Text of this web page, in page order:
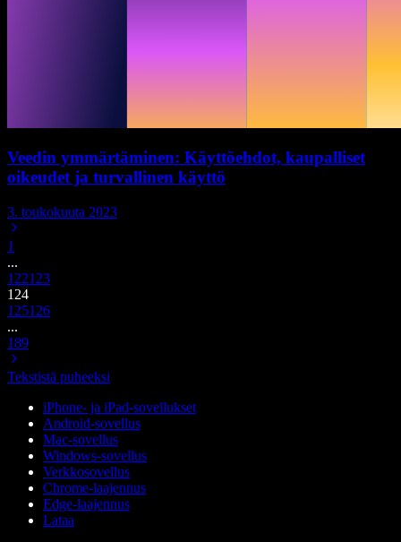
Veedin ymmärtäminen: Käyttöehdot, kaupalliset
oikeudet ja turvallinen käyttö
3. toukokuuta 2023
1
...
122123
124
125126
...
189
Tekstistä puheeksi
iPhone- ja iPad-sovellukset
Android-sovellus
Mac-sovellus
Windows-sovellus
Verkkosovellus
Chrome-laajennus
Edge-laajennus
Lataa